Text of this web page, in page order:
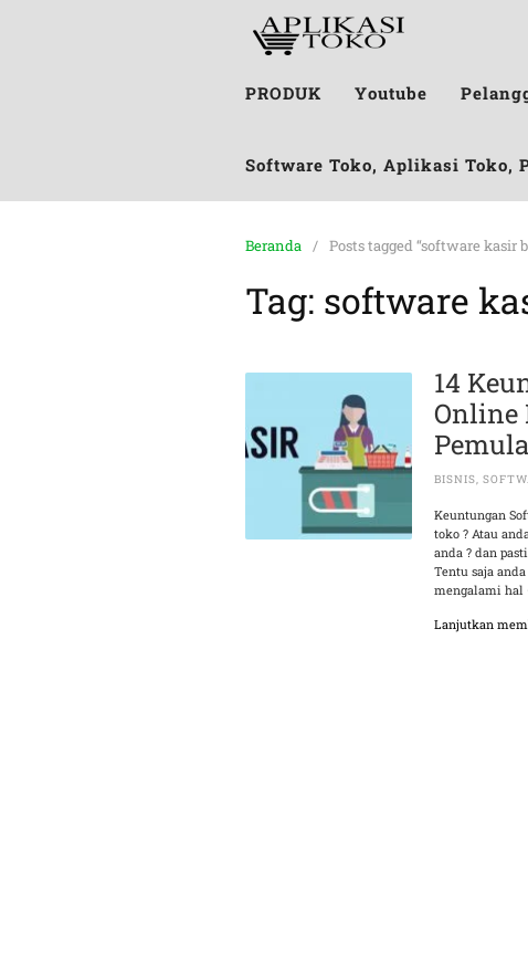
PRODUK Youtube
Software Toko, Aplikasi Toko,
Beranda Posts tagged “software kasir
Tag: software
14
Online
BISNIS,
Keuntungan
toko ? Atau
anda ? dan
Tentu saja
mengalami hal
Lanjutkan